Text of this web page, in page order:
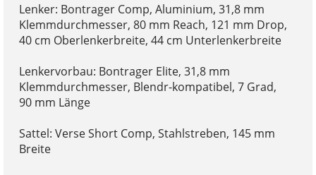
Lenker: Bontrager Comp, Aluminium, 31,8 mm
Klemmdurchmesser, 80 mm Reach, 121 mm Drop,
40 cm Oberlenkerbreite, 44 cm Unterlenkerbreite
Lenkervorbau: Bontrager Elite, 31,8 mm
Klemmdurchmesser, Blendr-kompatibel, 7 Grad,
90 mm Länge
Sattel: Verse Short Comp, Stahlstreben, 145 mm
Breite